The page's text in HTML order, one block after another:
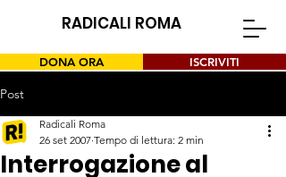
RADICALI ROMA
DONA ORA ISCRIVITI
Post
Interrogazione al
Radicali Roma
26 set 2007 Tempo di lettura: 2 min